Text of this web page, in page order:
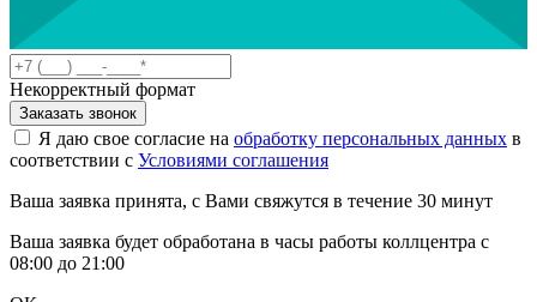
Некорректный формат
Заказать звонок
Я даю свое согласие на обработку персональных данных в
соответствии с Условиями соглашения
Ваша заявка принята, с Вами свяжутся в течение 30 минут
Ваша заявка будет обработана в часы работы коллцентра с
08:00 до 21:00